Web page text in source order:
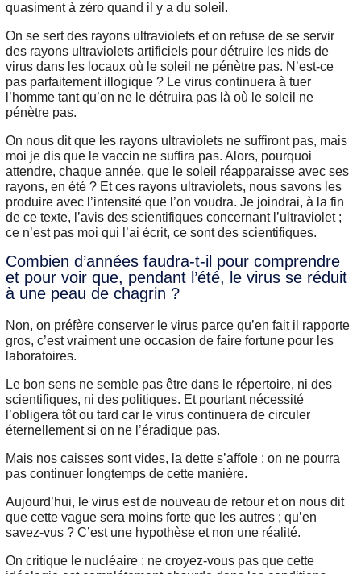
quasiment à zéro quand il y a du soleil.
On se sert des rayons ultraviolets et on refuse de se servir
des rayons ultraviolets artificiels pour détruire les nids de
virus dans les locaux où le soleil ne pénètre pas. N’est-ce
pas parfaitement illogique ? Le virus continuera à tuer
l’homme tant qu’on ne le détruira pas là où le soleil ne
pénètre pas.
On nous dit que les rayons ultraviolets ne suffiront pas, mais
moi je dis que le vaccin ne suffira pas. Alors, pourquoi
attendre, chaque année, que le soleil réapparaisse avec ses
rayons, en été ? Et ces rayons ultraviolets, nous savons les
produire avec l’intensité que l’on voudra. Je joindrai, à la fin
de ce texte, l’avis des scientifiques concernant l’ultraviolet ;
ce n’est pas moi qui l’ai écrit, ce sont des scientifiques.
Combien d’années faudra-t-il pour comprendre
et pour voir que, pendant l’été, le virus se réduit
à une peau de chagrin ?
Non, on préfère conserver le virus parce qu’en fait il rapporte
gros, c’est vraiment une occasion de faire fortune pour les
laboratoires.
Le bon sens ne semble pas être dans le répertoire, ni des
scientifiques, ni des politiques. Et pourtant nécessité
l’obligera tôt ou tard car le virus continuera de circuler
éternellement si on ne l’éradique pas.
Mais nos caisses sont vides, la dette s’affole : on ne pourra
pas continuer longtemps de cette manière.
Aujourd’hui, le virus est de nouveau de retour et on nous dit
que cette vague sera moins forte que les autres ; qu’en
savez-vus ? C’est une hypothèse et non une réalité.
On critique le nucléaire : ne croyez-vous pas que cette